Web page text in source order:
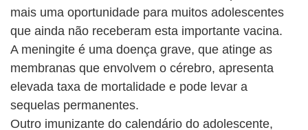
mais uma oportunidade para muitos adolescentes
que ainda não receberam esta importante vacina.
A meningite é uma doença grave, que atinge as
membranas que envolvem o cérebro, apresenta
elevada taxa de mortalidade e pode levar a
sequelas permanentes.
Outro imunizante do calendário do adolescente,